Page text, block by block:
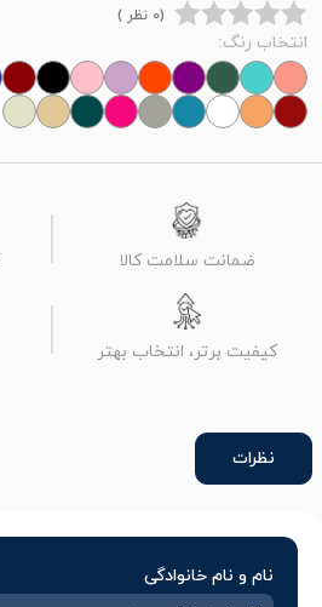
(0 نظر )
انتخاب رنگ:
ضمانت سلامت کالا
کیفیت برتر، انتخاب بهتر
نظرات
نام و نام خانوادگی